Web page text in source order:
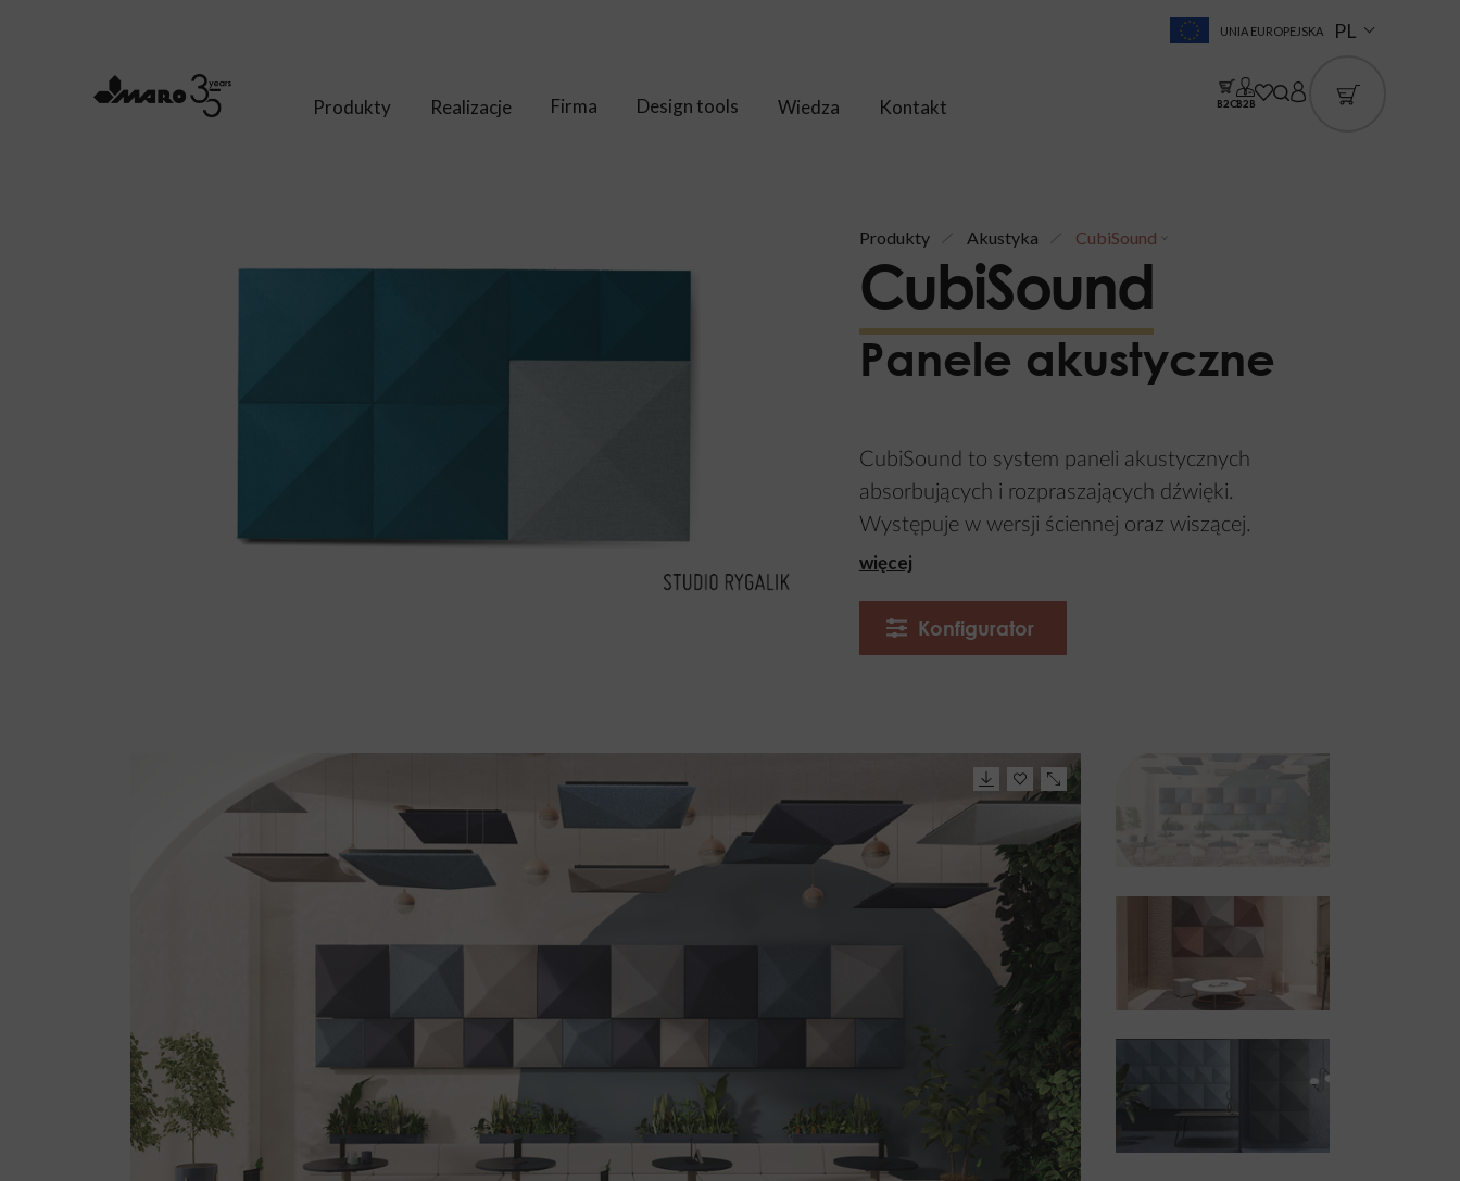
Produkty Realizacje Firma Design tools Wiedza Kontakt B2CB2B
UNIA EUROPEJSKA PL
Produkty Akustyka CubiSound
CubiSound
Panele akustyczne
CubiSound to system paneli akustycznych
absorbujących i rozpraszających dźwięki.
Występuje w wersji ściennej oraz wiszącej.
więcej
Konfigurator